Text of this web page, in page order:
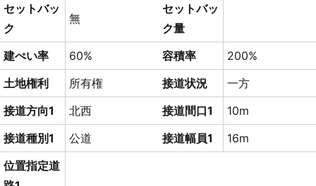
セットバッ
ク
無
セットバッ
ク量
建ぺい率
60% 容積率
200%
土地権利
所有権 接道状況
一方
接道方向1
北西 接道間口1
10m
接道種別1
公道 接道幅員1
16m
位置指定道